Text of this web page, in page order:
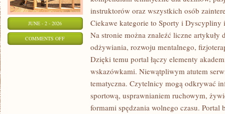
JUNE - 2 - 2026
COMMENTS OFFON
ĆWICZENIA
instruktorów oraz wszystkich osób
Ciekawe kategorie to Sporty i Dyscypliny
Na stronie można znaleźć liczne artykuły
odżywiania, rozwoju mentalnego,
Dzięki temu portal łączy elementy
wskazówkami. Niewątpliwym atutem
tematyczna. Czytelnicy mogą odkrywać
sportową, usprawnianiem ruchowym,
formami spędzania wolnego czasu. Portal